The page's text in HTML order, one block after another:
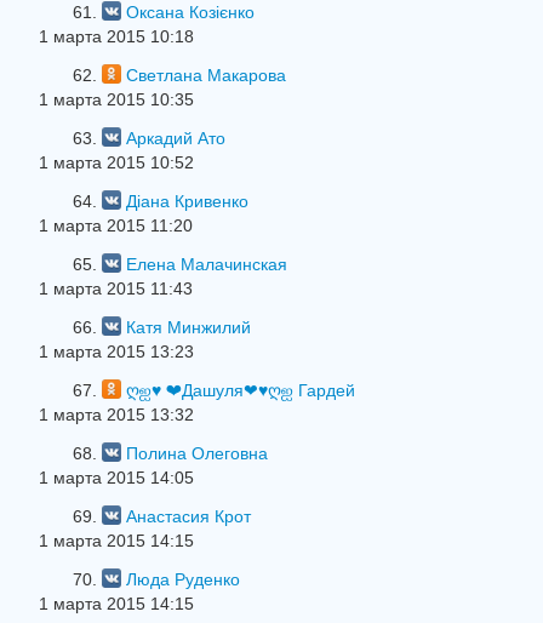
61.
Оксана Козієнко
1 марта 2015 10:18
62.
Светлана Макарова
1 марта 2015 10:35
63.
Аркадий Ато
1 марта 2015 10:52
64.
Діана Кривенко
1 марта 2015 11:20
65.
Елена Малачинская
1 марта 2015 11:43
66.
Катя Минжилий
1 марта 2015 13:23
67.
ღஐ♥ ❤Дашуля❤♥ღஐ Гардей
1 марта 2015 13:32
68.
Полина Олеговна
1 марта 2015 14:05
69.
Анастасия Крот
1 марта 2015 14:15
70.
Люда Руденко
1 марта 2015 14:15